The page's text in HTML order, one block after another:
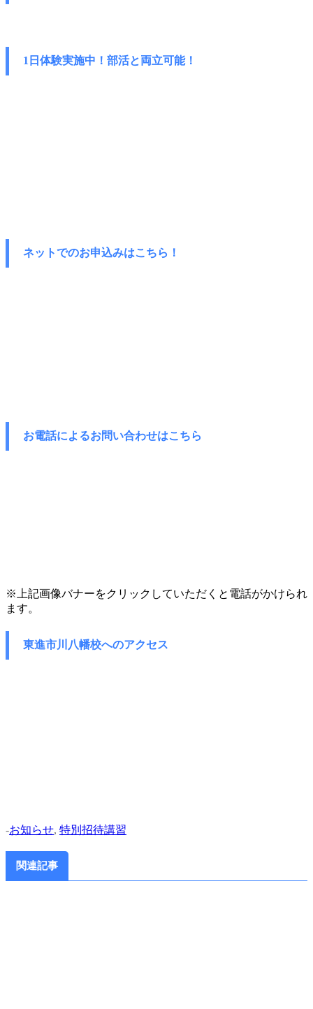
1日体験実施中！部活と両立可能！
ネットでのお申込みはこちら！
お電話によるお問い合わせはこちら
※上記画像バナーをクリックしていただくと電話がかけられ
ます。
東進市川八幡校へのアクセス
-お知らせ, 特別招待講習
関連記事